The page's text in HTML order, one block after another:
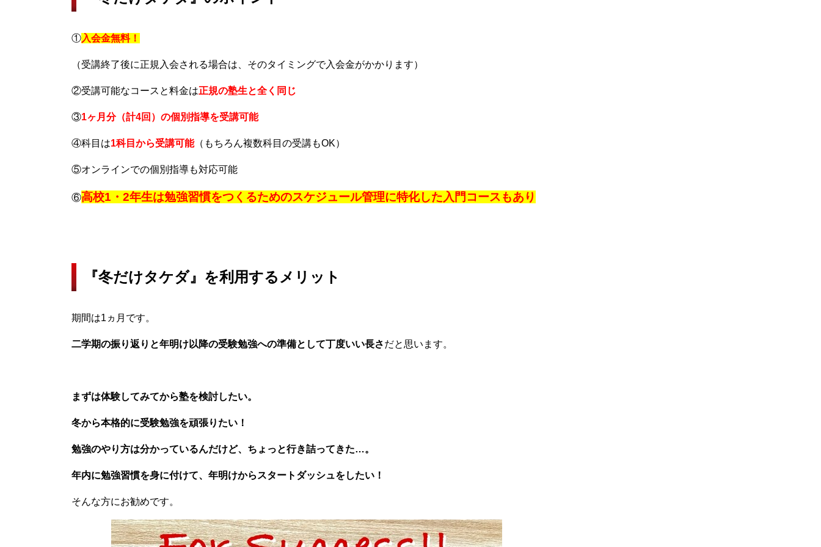
①入会金無料！
（受講終了後に正規入会される場合は、そのタイミングで入会金がかかります）
②受講可能なコースと料金は正規の塾生と全く同じ
③1ヶ月分（計4回）の個別指導を受講可能
④科目は1科目から受講可能（もちろん複数科目の受講もOK）
⑤オンラインでの個別指導も対応可能
⑥高校1・2年生は勉強習慣をつくるためのスケジュール管理に特化した入門コースもあり
『冬だけタケダ』を利用するメリット
期間は1ヵ月です。
二学期の振り返りと年明け以降の受験勉強への準備として丁度いい長さだと思います。
まずは体験してみてから塾を検討したい。
冬から本格的に受験勉強を頑張りたい！
勉強のやり方は分かっているんだけど、ちょっと行き詰ってきた…。
年内に勉強習慣を身に付けて、年明けからスタートダッシュをしたい！
そんな方にお勧めです。